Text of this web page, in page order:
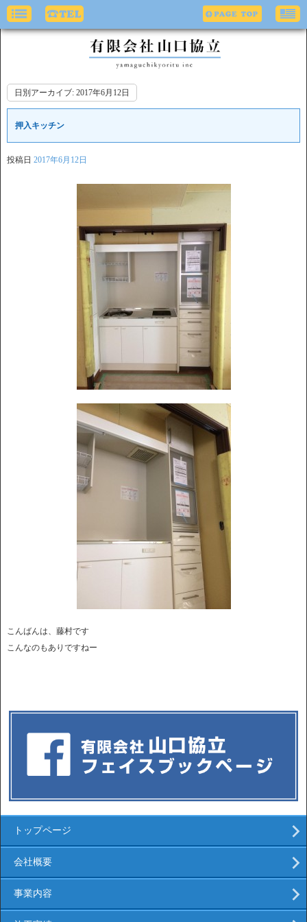
日別アーカイブ: 2017年6月12日
押入キッチン
投稿日 2017年6月12日
こんばんは、藤村です
こんなのもありですねー
トップページ
会社概要
事業内容